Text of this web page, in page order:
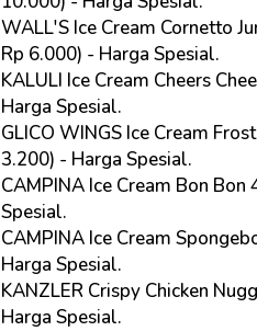
WALL'S Ice Cream Cornetto
Rp 6.000) - Harga Spesial.
KALULI Ice Cream Cheers
Harga Spesial.
GLICO WINGS Ice Cream
3.200) - Harga Spesial.
CAMPINA Ice Cream Bon
Spesial.
CAMPINA Ice Cream
Harga Spesial.
KANZLER Crispy Chicken
Harga Spesial.